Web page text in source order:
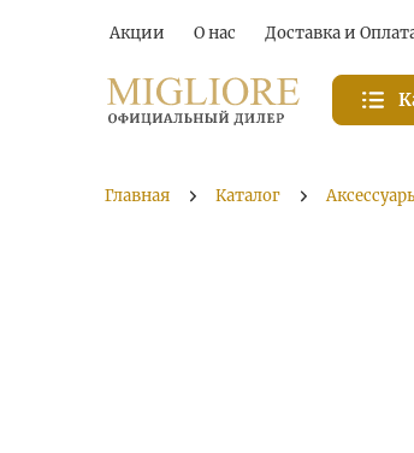
Акции О нас Доставка и
Главная Каталог